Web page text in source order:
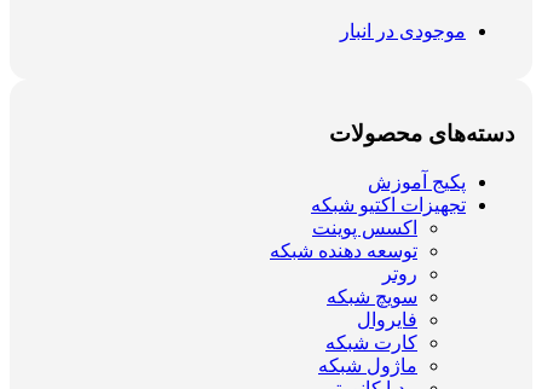
موجودی در انبار
دسته‌های محصولات
پکیج آموزش
تجهیزات اکتیو شبکه
اکسس پوینت
توسعه دهنده شبکه
روتر
سویچ شبکه
فایروال
کارت شبکه
ماژول شبکه